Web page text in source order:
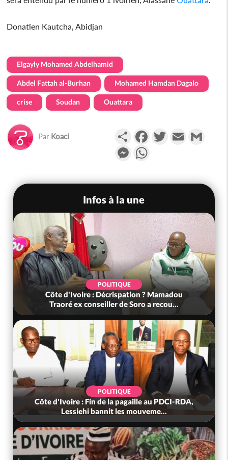
Donatien Kautcha, Abidjan
Elgayly Mohamed Abdelhamid
Abdel Fattah al-Burhan Mohamed Hamdan Dagalo
crise Soudan Ouattara
Par Koaci PartagerFacebookTwitterEmail
Messenger
Infos à la une
POLITIQUE
Côte d'Ivoire : Décrispation ? Mamadou
Traoré ex conseiller de Soro a recou...
POLITIQUE
Côte d'Ivoire : Fin de la pagaille au PDCI-RDA,
Lessiehi bannit les mouveme...